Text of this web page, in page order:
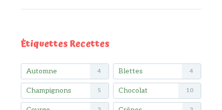
Étiquettes Recettes
Automne 4 Blettes 4
Champignons 5 Chocolat 10